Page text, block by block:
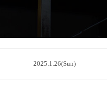
2025.1.26(Sun)